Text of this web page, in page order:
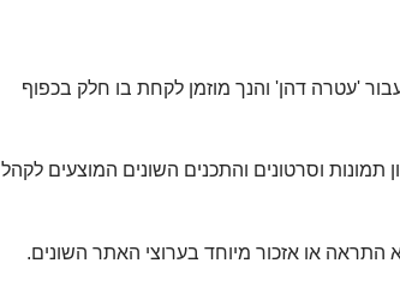
'עטרה דהן' והנך מוזמן לקחת בו חלק בכפוף
וסרטונים והתכנים השונים המוצעים לקהל
או אזכור מיוחד בערוצי האתר השונים.